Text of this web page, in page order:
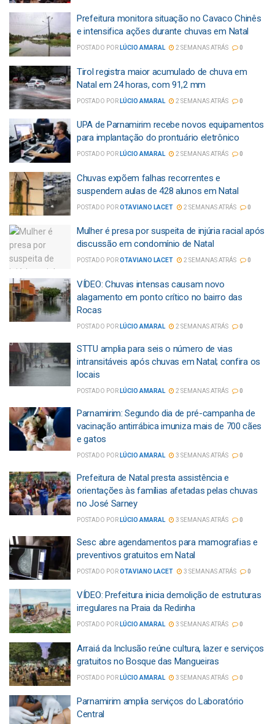
Prefeitura monitora situação no Cavaco Chinês
e intensifica ações durante chuvas em Natal
POSTADO POR LÚCIO AMARAL 2 SEMANAS ATRÁS 0
Tirol registra maior acumulado de chuva em
Natal em 24 horas, com 91,2 mm
POSTADO POR LÚCIO AMARAL 2 SEMANAS ATRÁS 0
UPA de Parnamirim recebe novos equipamentos
para implantação do prontuário eletrônico
POSTADO POR LÚCIO AMARAL 2 SEMANAS ATRÁS 0
Chuvas expõem falhas recorrentes e
suspendem aulas de 428 alunos em Natal
POSTADO POROTAVIANO LACET 2 SEMANAS ATRÁS 0
Mulher é presa por suspeita de injúria racial após
discussão em condomínio de Natal
POSTADO POROTAVIANO LACET 2 SEMANAS ATRÁS 0
VÍDEO: Chuvas intensas causam novo
alagamento em ponto crítico no bairro das
Rocas
POSTADO POR LÚCIO AMARAL 2 SEMANAS ATRÁS 0
STTU amplia para seis o número de vias
intransitáveis após chuvas em Natal; confira os
locais
POSTADO POR LÚCIO AMARAL 2 SEMANAS ATRÁS 0
Parnamirim: Segundo dia de pré-campanha de
vacinação antirrábica imuniza mais de 700 cães
e gatos
POSTADO POR LÚCIO AMARAL 3 SEMANAS ATRÁS 0
Prefeitura de Natal presta assistência e
orientações às famílias afetadas pelas chuvas
no José Sarney
POSTADO POR LÚCIO AMARAL 3 SEMANAS ATRÁS 0
Sesc abre agendamentos para mamografias e
preventivos gratuitos em Natal
POSTADO POROTAVIANO LACET 3 SEMANAS ATRÁS 0
VÍDEO: Prefeitura inicia demolição de estruturas
irregulares na Praia da Redinha
POSTADO POR LÚCIO AMARAL 3 SEMANAS ATRÁS 0
Arraiá da Inclusão reúne cultura, lazer e serviços
gratuitos no Bosque das Mangueiras
POSTADO POR LÚCIO AMARAL 3 SEMANAS ATRÁS 0
Parnamirim amplia serviços do Laboratório
Central